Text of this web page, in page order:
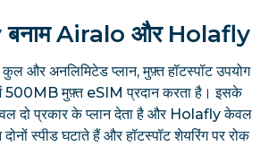
Airalo और Holafly
और अनलिमिटेड प्लान, मुफ़्त हॉटस्पॉट उपयोग
500MB मुफ़्त eSIM प्रदान करता है। इसके
दो प्रकार के प्लान देता है और Holafly केवल
स्पीड घटाते हैं और हॉटस्पॉट शेयरिंग पर रोक